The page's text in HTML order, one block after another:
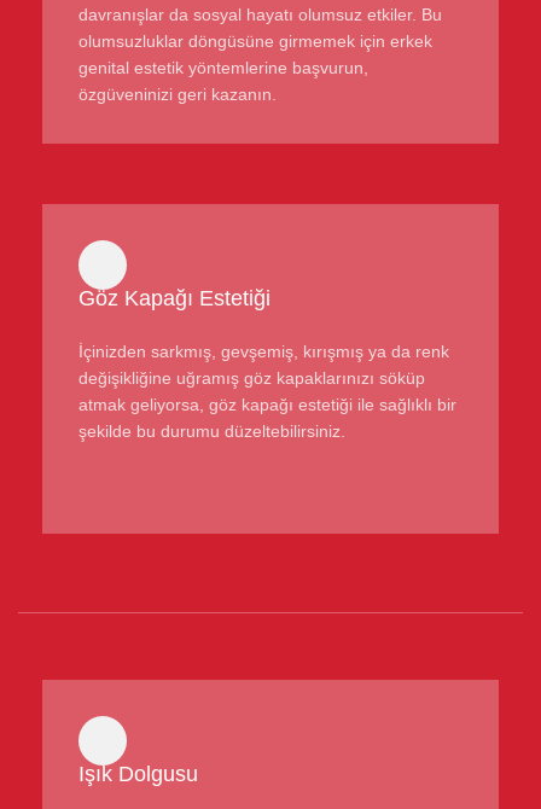
davranışlar da sosyal hayatı olumsuz etkiler. Bu
olumsuzluklar döngüsüne girmemek için erkek
genital estetik yöntemlerine başvurun,
özgüveninizi geri kazanın.
Göz Kapağı Estetiği
İçinizden sarkmış, gevşemiş, kırışmış ya da renk
değişikliğine uğramış göz kapaklarınızı söküp
atmak geliyorsa, göz kapağı estetiği ile sağlıklı bir
şekilde bu durumu düzeltebilirsiniz.
Işık Dolgusu